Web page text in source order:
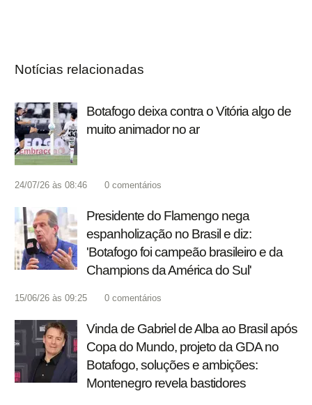
Notícias relacionadas
Botafogo deixa contra o Vitória algo de
muito animador no ar
24/07/26 às 08:46 0 comentários
Presidente do Flamengo nega
espanholização no Brasil e diz:
'Botafogo foi campeão brasileiro e da
Champions da América do Sul'
15/06/26 às 09:25 0 comentários
Vinda de Gabriel de Alba ao Brasil após
Copa do Mundo, projeto da GDA no
Botafogo, soluções e ambições:
Montenegro revela bastidores